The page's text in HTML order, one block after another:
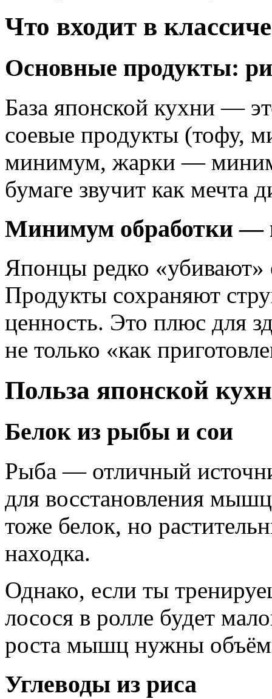
Что входит в
Основные продукты:
База японской кухни —
соевые продукты (тофу,
минимум, жарки —
бумаге звучит как мечта
Минимум обработки —
Японцы редко «убивают»
Продукты сохраняют
ценность. Это плюс для
не только «как
Польза японской
Белок из рыбы и сои
Рыба — отличный
для восстановления
тоже белок, но
находка.
Однако, если ты
лосося в ролле будет
роста мышц нужны
Углеводы из риса